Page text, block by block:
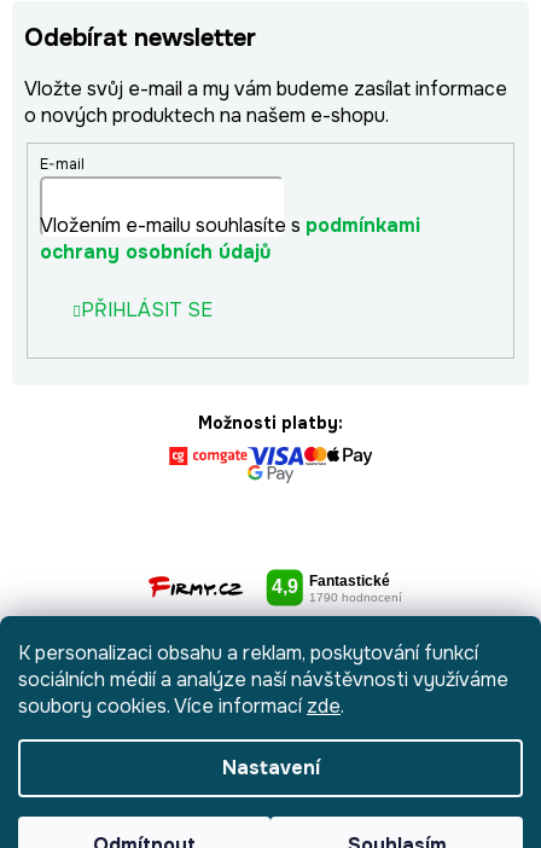
K personalizaci obsahu a reklam, poskytování funkcí
sociálních médií a analýze naší návštěvnosti využíváme
soubory cookies. Více informacízde.
Nastavení
Odebírat newsletter
Vložte svůj e-mail a my vám budeme zasílat informace
o nových produktech na našem e-shopu.
E-mail
Vložením e-mailu souhlasíte s podmínkami
ochrany osobních údajů
PŘIHLÁSIT SE
Možnosti platby:
Vytvořil Shoptet Anque Media